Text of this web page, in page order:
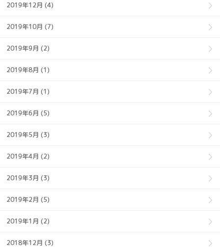
2019年12月 (4)
2019年10月 (7)
2019年9月 (2)
2019年8月 (1)
2019年7月 (1)
2019年6月 (5)
2019年5月 (3)
2019年4月 (2)
2019年3月 (3)
2019年2月 (5)
2019年1月 (2)
2018年12月 (3)